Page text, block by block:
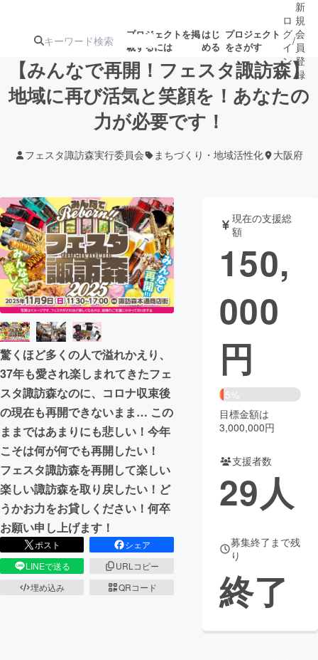
プロジェクトを掲
載するには
はじ
める
プロジェクト
をさがす
注目のリ 注目の新着プロ募集終了が近いプ
ロジェクト
テクノロジー・ガジェット
映像・映画 書籍・雑誌
ビジネス・起業 チャレンジ
まちづくり・地域活性化
CAMPFIRE for Social Good
CAMPFIRE Creation
CAMPFIREふるさと納税machi-ya コミュニティ
ロ
グ
イ
ン
/
新
規
会
員
登
録
【みんなで再開！フェスタ諏訪森】
地域に再び活気と笑顔を！あなたの
力が必要です！
フェスタ諏訪森実行委員会 まちづくり・地域活性化 大阪府
驚くほど多くの人で溢れかえり、
37年も愛され楽しまれてきたフェ
スタ諏訪森なのに、コロナ収束後
の現在も再開できないまま… この
ままではあまりにも悲しい！今年
こそは何が何でも再開したい！
フェスタ諏訪森を再開して楽しい
楽しい諏訪森を取り戻したい！ど
うかお力をお貸しください！何卒
お願い申し上げます！
ポスト
シェア
LINEで送る
URLコピー
埋め込み
QRコード
現在の支援総
額
150,
000
円
5%
目標金額は
3,000,000円
支援者数
29人
募集終了まで残
り
終了